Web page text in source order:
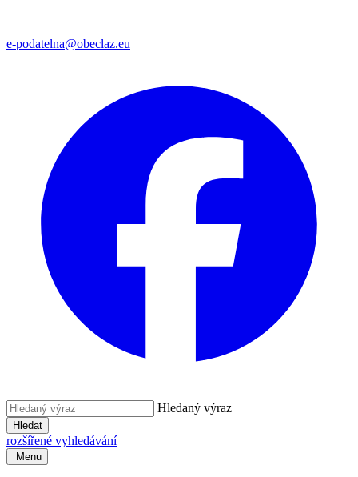
e-podatelna@obeclaz.eu
Hledaný výraz
Hledat
rozšířené vyhledávání
Menu